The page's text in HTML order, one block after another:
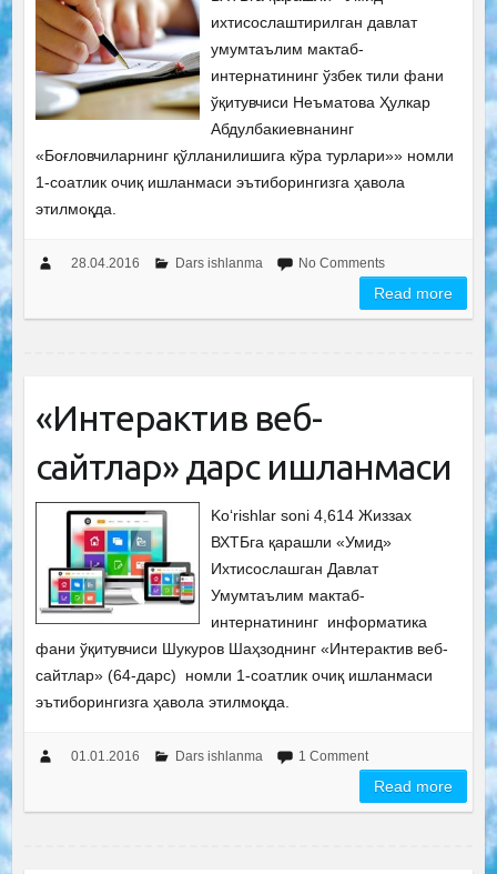
ихтисослаштирилган давлат
умумтаълим мактаб-
интернатининг ўзбек тили фани
ўқитувчиси Неъматова Ҳулкар
Абдулбакиевнанинг
«Боғловчиларнинг қўлланилишига кўра турлари»» номли
1-соатлик очиқ ишланмаси эътиборингизга ҳавола
этилмоқда.
28.04.2016 Dars ishlanma No Comments
Read more
«Интерактив веб-
сайтлар» дарс ишланмаси
Ko‘rishlar soni 4,614 Жиззах
ВХТБга қарашли «Умид»
Ихтисослашган Давлат
Умумтаълим мактаб-
интернатининг информатика
фани ўқитувчиси Шукуров Шаҳзоднинг «Интерактив веб-
сайтлар» (64-дарс) номли 1-соатлик очиқ ишланмаси
эътиборингизга ҳавола этилмоқда.
01.01.2016 Dars ishlanma 1 Comment
Read more